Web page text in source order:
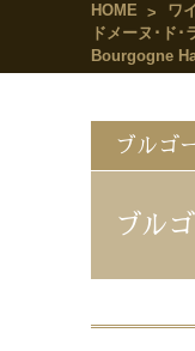
HOME ワ
ドメーヌ･ド･
Bourgogne
ブルゴ
ブル